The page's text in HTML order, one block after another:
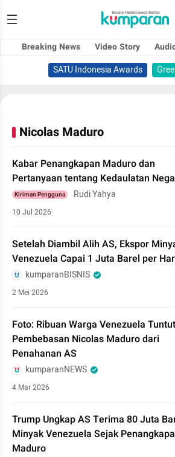
Breaking News Video Story
SATU Indonesia Awards
Nicolas Maduro
Kabar Penangkapan Maduro dan
Pertanyaan tentang Kedaulatan
Kiriman Pengguna Rudi Yahya
10 Jul 2026
Setelah Diambil Alih AS, Ekspor
Venezuela Capai 1 Juta Barel per
kumparanBISNIS
2 Mei 2026
Foto: Ribuan Warga Venezuela Tuntut
Pembebasan Nicolas Maduro dari
Penahanan AS
kumparanNEWS
4 Mar 2026
Trump Ungkap AS Terima 80 Juta
Minyak Venezuela Sejak
Maduro